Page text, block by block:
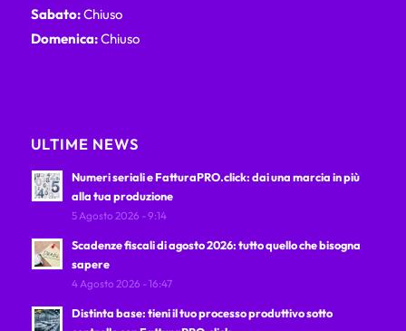
Sabato:Chiuso
Domenica:Chiuso
ULTIME NEWS
Numeri seriali e FatturaPRO.click: dai una marcia in più
alla tua produzione
5 Agosto 2026 - 9:14
Scadenze fiscali di agosto 2026: tutto quello che bisogna
sapere
4 Agosto 2026 - 16:47
Distinta base: tieni il tuo processo produttivo sotto